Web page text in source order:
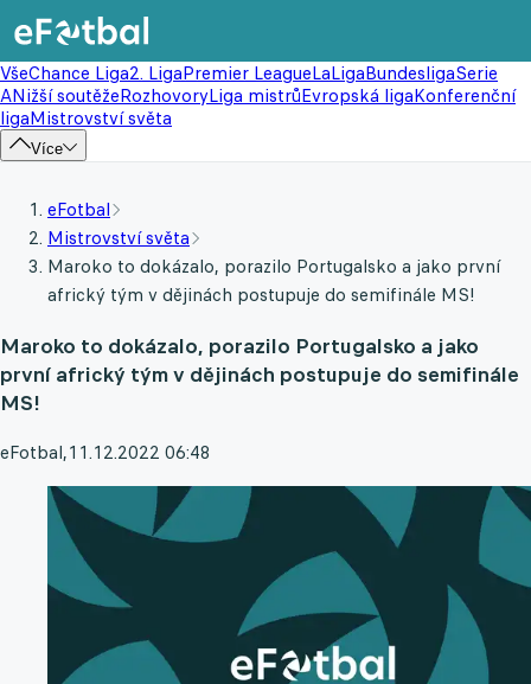
VšeChance Liga2. LigaPremier LeagueLaLigaBundesligaSerie
ANižší soutěžeRozhovoryLiga mistrůEvropská ligaKonferenční
ligaMistrovství světa
Více
eFotbal
Mistrovství světa
Maroko to dokázalo, porazilo Portugalsko a jako první
africký tým v dějinách postupuje do semifinále MS!
Maroko to dokázalo, porazilo Portugalsko a jako
první africký tým v dějinách postupuje do semifinále
MS!
eFotbal,11.12.2022 06:48